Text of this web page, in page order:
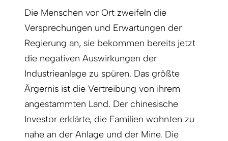
Die Menschen vor Ort zweifeln die
Versprechungen und Erwartungen der
Regierung an, sie bekommen bereits jetzt
die negativen Auswirkungen der
Industrieanlage zu spüren. Das größte
Ärgernis ist die Vertreibung von ihrem
angestammten Land. Der chinesische
Investor erklärte, die Familien wohnten zu
nahe an der Anlage und der Mine. Die